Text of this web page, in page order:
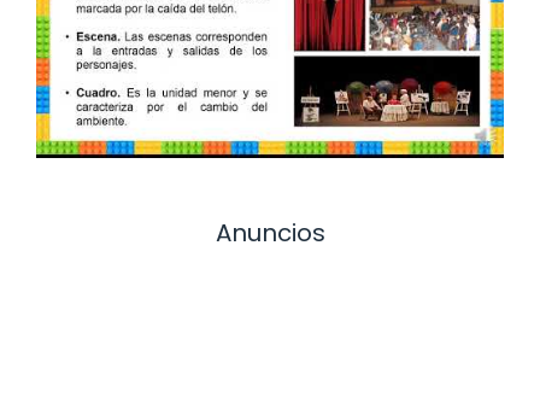
Anuncios